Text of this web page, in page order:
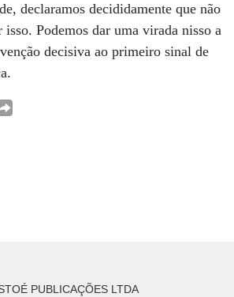
declaramos decididamente que não
Podemos dar uma virada nisso a
decisiva ao primeiro sinal de
PUBLICAÇÕES LTDA